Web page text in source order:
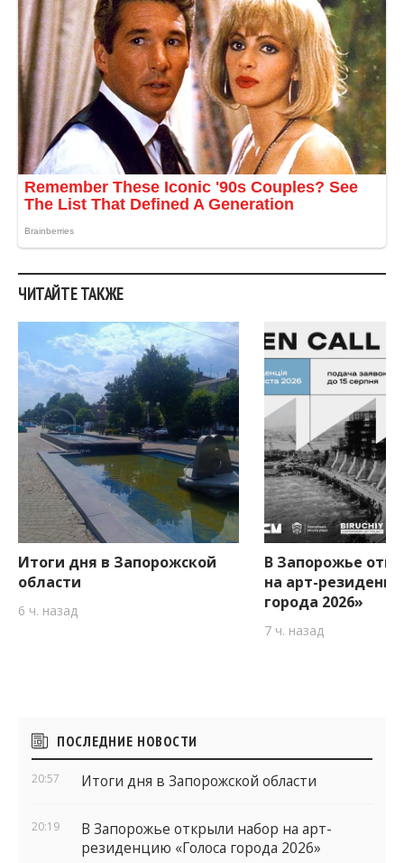
ЧИТАЙТЕ ТАКЖЕ
Итоги дня в Запорожской
области
6 ч. назад
В Запорожье
на арт-
города 2026»
7 ч. назад
Боковые
виджеты
ПОСЛЕДНИЕ НОВОСТИ
20:57 Итоги дня в Запорожской области
20:19
В Запорожье открыли набор на арт-
резиденцию «Голоса города 2026»